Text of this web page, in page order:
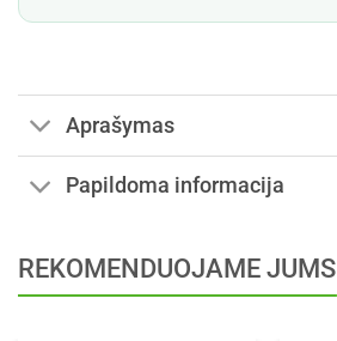
Aprašymas
Papildoma informacija
REKOMENDUOJAME JUMS